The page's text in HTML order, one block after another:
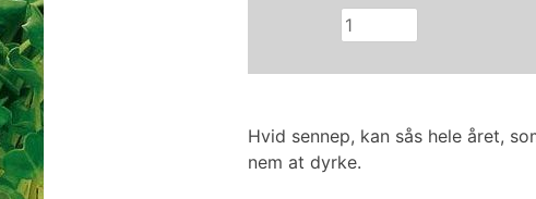
Hvid sennep, kan sås hele året,
nem at dyrke.